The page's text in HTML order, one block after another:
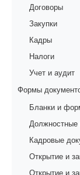
Договоры
Закупки
Кадры
Налоги
Учет и аудит
Формы
Бланки и
Должностные
Кадровые
Открытие и
Открытие и